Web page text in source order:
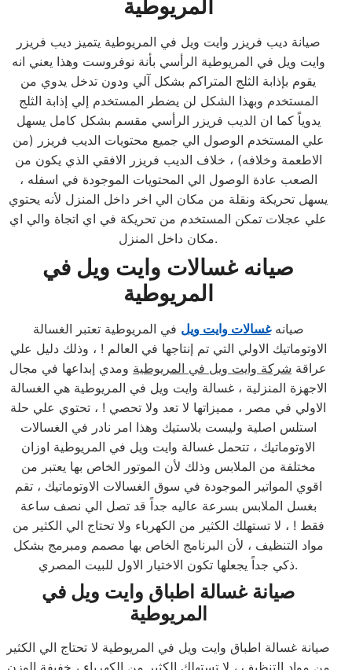
المريوطية
صيانة ديب فريزر وايت ويل في المريوطية يتميز ديب فريزر
وايت ويل في المريوطية الرأسي بأنة نوفروست وهذا يعني انه
يقوم بإذابة الثلج المتراكم بشكل آلي ودون تدخل يدوي من
المستخدم وبهذا الشكل لن يضطر المستخدم إلي إذابة الثلج
يدوياً كما ان الديب فريزر الرأسي مقسم بشكل كامل يسهل
علي المستخدم الوصول الي جميع محتويات الديب فريزر (من
الاطعمة وخلافه) ، خلاف الديب فريزر الافقي الذي يكون من
الصعب عادة الوصول الي المحتويات الموجودة في اسفله ،
يسهل تحريكة ونقلة من مكان الي اخر داخل المنزل لأنه يحتوي
علي عجلات تمكن المستخدم من تحريكة في اي اتجاة والي اي
مكان داخل المنزل.
صيانه غسالات وايت ويل في
المريوطية
صيانهغسالات وايت ويل في المريوطية تعتبر الغسالة
الاوتوماتيك الاولي التي تم إنتاجها في العالم ! ، وذلك دليل علي
عراقة شركة وايت ويل في المريوطية ومدي إبداعها في مجال
الاجهزة المنزلية ، غسالة وايت ويل في المريوطية هي الغسالة
الاولي في مصر ، مميزاتها لا تعد ولا تحصي ! ، تحتوي علي حلة
استلس اصلية وليست بلاستيك وهذا امر نادر في الغسالات
الاوتوماتيك ، تتحمل غسالة وايت ويل في المريوطية اوزان
مختلفة من الملابس وذلك لأن الموتور الخاص بها يعتبر من
اقوي المواتير الموجودة في سوق الغسالات الاوتوماتيك ، تقم
بغسل الملابس بسرعة عاليه جداً قد تصل الي نصف ساعة
فقط ! ، لا تستهلك الكثير من الكهرباء ولا تحتاج الي الكثير من
مواد التنظيف ، لأن البرنامج الخاص بها مصمم ومبرمج بشكل
ذكي جداً يجعلها تكون الاختيار الاول للبيت المصري.
صيانة غسالة اطباق وايت ويل في
المريوطية
صيانة غسالة اطباق وايت ويل في المريوطية لا تحتاج الي الكثير